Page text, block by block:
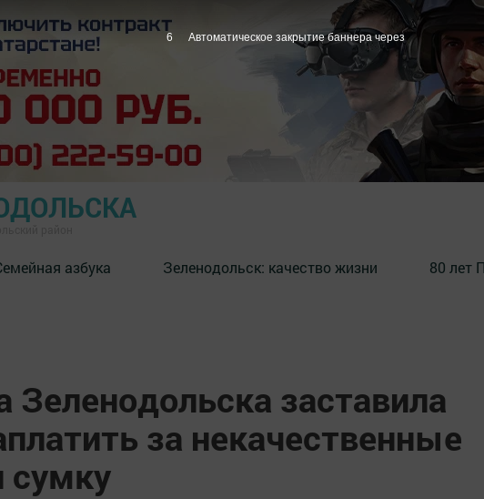
азбука ⁠Зеленодольск: качество жизни 80 лет
заставила
за некачественные
сумку
5 Автоматическое закрытие баннера через